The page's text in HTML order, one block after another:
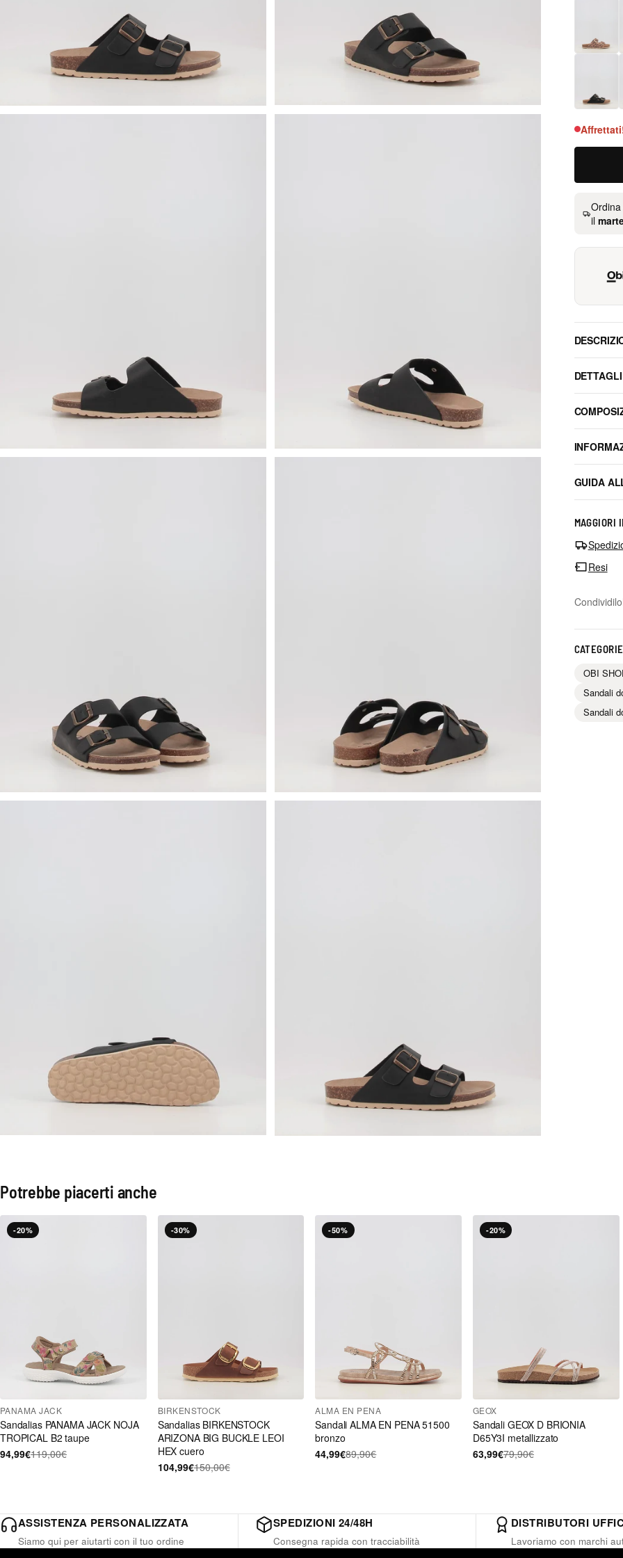
il
GUIDA
MAGGIORI
Resi
OBI
Sandali
Sandali
Potrebbe piacerti anche
-20%
PANAMA JACK
Sandalias PANAMA JACK NOJA
TROPICAL B2 taupe
94,99€119,00€
-30%
BIRKENSTOCK
Sandalias BIRKENSTOCK
ARIZONA BIG BUCKLE LEOI
HEX cuero
104,99€150,00€
-50%
ALMA EN PENA
Sandali ALMA EN PENA 51500
bronzo
44,99€89,90€
-20%
GEOX
Sandali GEOX D BRIONIA
D65Y3I metallizzato
63,99€79,90€
ASSISTENZA PERSONALIZZATA
Siamo qui per aiutarti con il tuo ordine
SPEDIZIONI 24/48H
Consegna rapida con tracciabilità
DISTRIBUTORI
Lavoriamo con marchi